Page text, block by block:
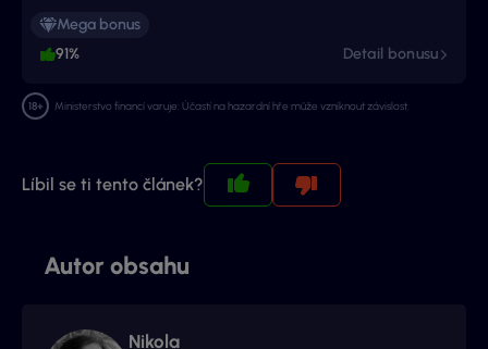
Mega bonus
91%
Detail bonusu
Ministerstvo financí varuje: Účastí na hazardní hře může vzniknout závislost.
Líbil se ti tento článek?
Autor obsahu
Nikola